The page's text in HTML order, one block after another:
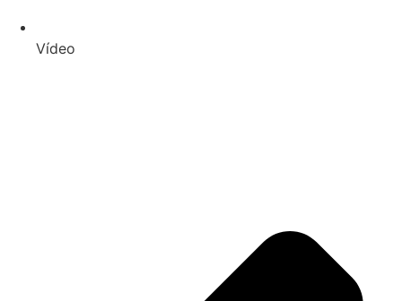
Vídeo